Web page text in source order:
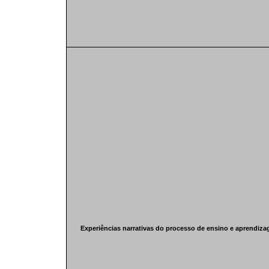
Experiências narrativas do processo de ensino e